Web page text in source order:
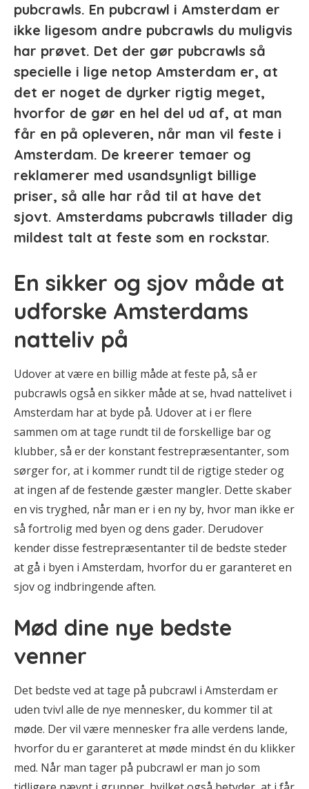
pubcrawls. En pubcrawl i Amsterdam er
ikke ligesom andre pubcrawls du muligvis
har prøvet. Det der gør pubcrawls så
specielle i lige netop Amsterdam er, at
det er noget de dyrker rigtig meget,
hvorfor de gør en hel del ud af, at man
får en på opleveren, når man vil feste i
Amsterdam. De kreerer temaer og
reklamerer med usandsynligt billige
priser, så alle har råd til at have det
sjovt. Amsterdams pubcrawls tillader dig
mildest talt at feste som en rockstar.
En sikker og sjov måde at
udforske Amsterdams
natteliv på
Udover at være en billig måde at feste på, så er
pubcrawls også en sikker måde at se, hvad nattelivet i
Amsterdam har at byde på. Udover at i er flere
sammen om at tage rundt til de forskellige bar og
klubber, så er der konstant festrepræsentanter, som
sørger for, at i kommer rundt til de rigtige steder og
at ingen af de festende gæster mangler. Dette skaber
en vis tryghed, når man er i en ny by, hvor man ikke er
så fortrolig med byen og dens gader. Derudover
kender disse festrepræsentanter til de bedste steder
at gå i byen i Amsterdam, hvorfor du er garanteret en
sjov og indbringende aften.
Mød dine nye bedste
venner
Det bedste ved at tage på pubcrawl i Amsterdam er
uden tvivl alle de nye mennesker, du kommer til at
møde. Der vil være mennesker fra alle verdens lande,
hvorfor du er garanteret at møde mindst én du klikker
med. Når man tager på pubcrawl er man jo som